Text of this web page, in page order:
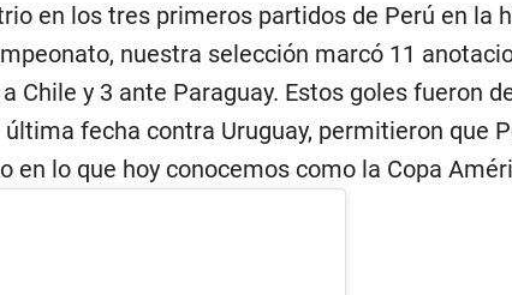
en los tres primeros partidos de Perú en la
nuestra selección marcó 11
Chile y 3 ante Paraguay. Estos goles fueron
fecha contra Uruguay, permitieron que
en lo que hoy conocemos como la Copa